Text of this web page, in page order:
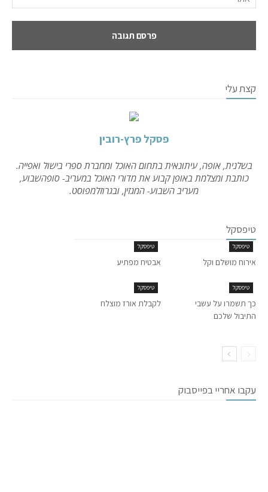
קצת עלי
פסקל פרץ-רובין
בשלנית, אופה, עיתונאית בתחום האוכל ומחברת ספרי בישול ואפייה.
כותבת ומצלמת באופן קבוע את מדורי האוכל במעריב- סופהשבוע,
מעריב השבוע- המגזין, ובגרוזלמפוסט.
טיפסקל
טיפסקל
אירוח מושלם וקל
טיפסקל
אבטיח מפתיע
טיפסקל
כך תשמרו על עשבי
התיבול שלכם
טיפסקל
לקבלת אורז מוצלח
עקבו אחריי בפייסבוק